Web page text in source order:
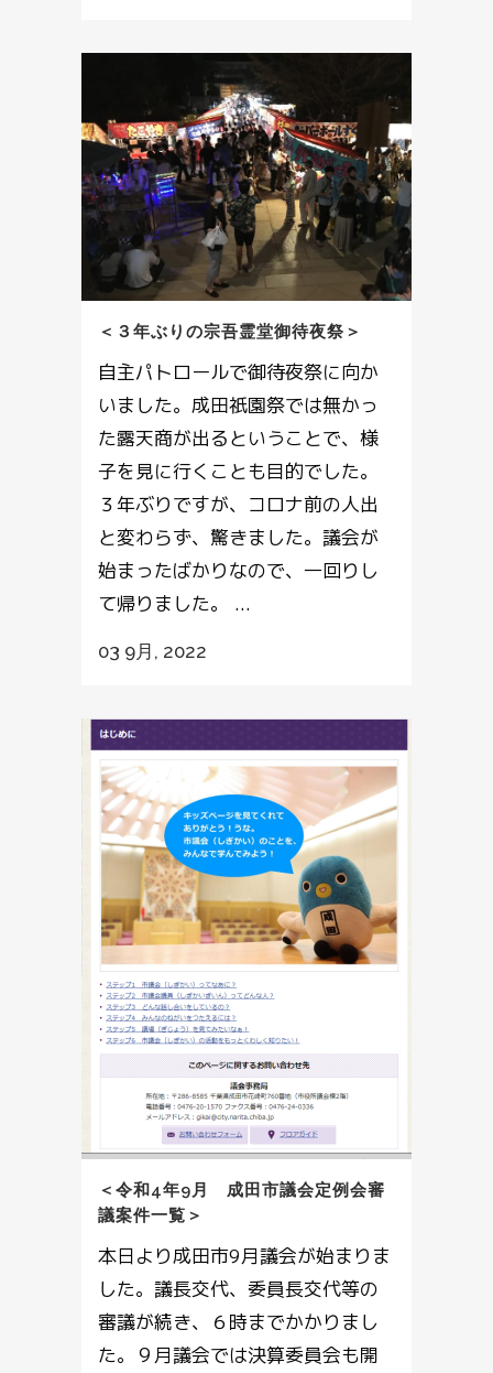
＜３年ぶりの宗吾霊堂御待夜祭＞
自主パトロールで御待夜祭に向か
いました。成田祇園祭では無かっ
た露天商が出るということで、様
子を見に行くことも目的でした。
３年ぶりですが、コロナ前の人出
と変わらず、驚きました。議会が
始まったばかりなので、一回りし
て帰りました。 ...
03 9月, 2022
＜令和4年9月 成田市議会定例会審
議案件一覧＞
本日より成田市9月議会が始まりま
した。議長交代、委員長交代等の
審議が続き、６時までかかりまし
た。９月議会では決算委員会も開